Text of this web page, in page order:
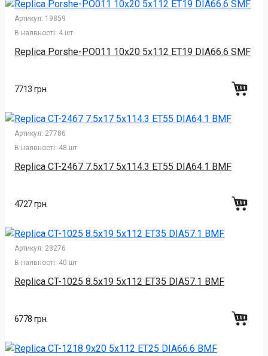
Артикул: 19859
В наявності: 4 шт
Replica Porshe-PO011 10x20 5x112 ET19 DIA66.6 SMF
7713 грн.
Артикул: 27786
В наявності: 48 шт
Replica CT-2467 7.5x17 5x114.3 ET55 DIA64.1 BMF
4727 грн.
Артикул: 28276
В наявності: 40 шт
Replica CT-1025 8.5x19 5x112 ET35 DIA57.1 BMF
6778 грн.